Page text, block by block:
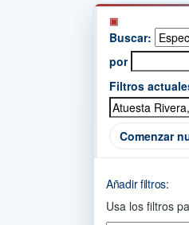
Buscar:
por
Filtros
Comenzar
Añadir filtros:
Usa los filtros